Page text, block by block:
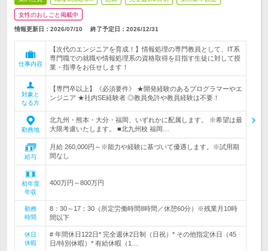
女性のおしごと掲載中
情報更新日：2026/07/10 終了予定日： 2026/12/31
仕事内容
【次代のエンジニアを育成！】情報処理の専門教員として、IT系
専門職での就職や情報処理系の資格取得を目指す生徒に対して授
業・指導をお任せします！
対象と
なる方
【専門卒以上】《必須要件》 ★開発経験のあるプログラマーやエ
ンジニア ★社内SE経験者 ◎教員免許や教員経験は不要！
勤務地
北九州・熊本・大分・福岡、いずれかに配属します。 ※希望は最
大限考慮いたします。 ■北九州校 福岡…
給与
月給 260,000円～※能力や経験に基づいて優遇します。※試用期
間なし
初年度
年収
400万円～800万円
勤務
時間
8：30～17：30（所定労働時間8時間／休憩60分）※残業月10時
間以下
休日
休暇
# 年間休日122日* 完全週休2日制（日祝）* その他指定休日（45
日/特別休暇）* 有給休暇（1…